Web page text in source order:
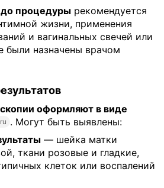
до процедуры рекомендуется
жизни, применения
и вагинальных свечей или
были назначены врачом
оформляют в виде
. Могут быть выявлены:
— шейка матки
ткани розовые и гладкие,
клеток или воспалений